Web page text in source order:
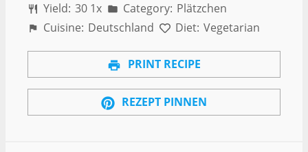
Yield: 30 1x Category: Plätzchen
Cuisine: Deutschland Diet: Vegetarian
PRINT RECIPE
REZEPT PINNEN